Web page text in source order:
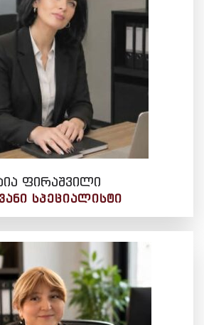
ფირაშვილი
ᲡᲞᲔᲪᲘᲐᲚᲘᲡᲢᲘ